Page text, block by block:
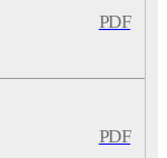
PDF
PDF